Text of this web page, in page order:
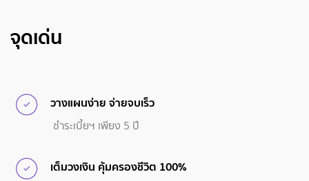
จุดเด่น
วางแผนง่าย จ่ายจบเร็ว
ชำระเบี้ยฯ เพียง 5 ปี
เต็มวงเงิน คุ้มครองชีวิต 100%